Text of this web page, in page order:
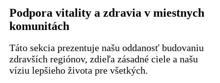
Podpora vitality a zdravia v miestnych
komunitách
Táto sekcia prezentuje našu oddanosť budovaniu
zdravších regiónov, zdieľa zásadné ciele a našu
víziu lepšieho života pre všetkých.